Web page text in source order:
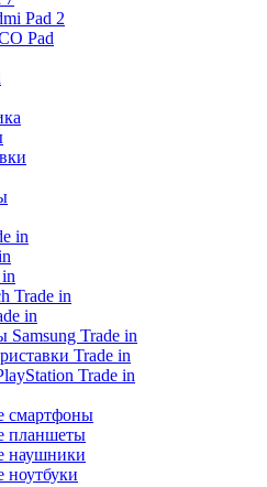
Pad 2
Pad
in
Trade in
in
Trade in
Trade in
Trade in
смартфоны
планшеты
наушники
ноутбуки